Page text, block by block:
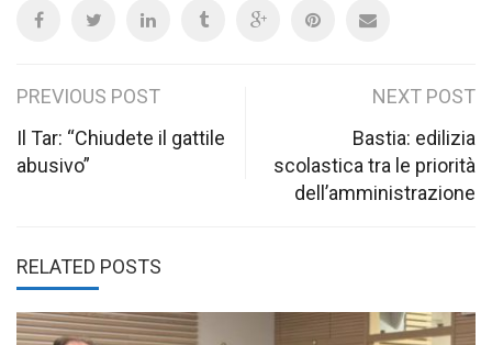
Post
navigation
PREVIOUS POST
Il Tar: “Chiudete il gattile
abusivo”
NEXT POST
Bastia: edilizia
scolastica tra le priorità
dell’amministrazione
RELATED POSTS